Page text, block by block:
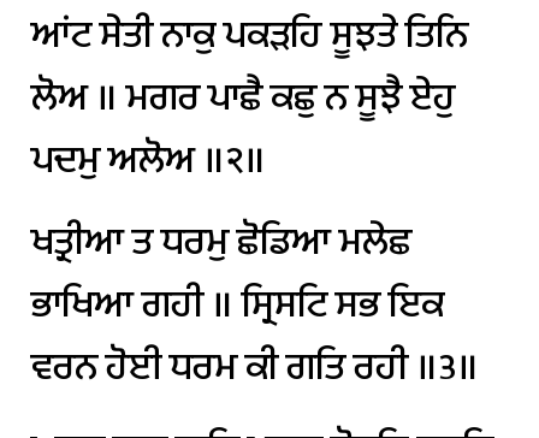
ਆਂਟਸੇਤੀਨਾਕੁਪਕੜਹਿਸੂਝਤੇਤਿਨਿ
ਲੋਅ॥ਮਗਰਪਾਛੈਕਛੁਨਸੂਝੈਏਹੁ
ਪਦਮੁਅਲੋਅ॥੨॥
ਖਤ੍ਰੀਆਤਧਰਮੁਛੋਡਿਆਮਲੇਛ
ਭਾਖਿਆਗਹੀ॥ਸ੍ਰਿਸਟਿਸਭਇਕ
ਵਰਨਹੋਈਧਰਮਕੀਗਤਿਰਹੀ॥੩॥